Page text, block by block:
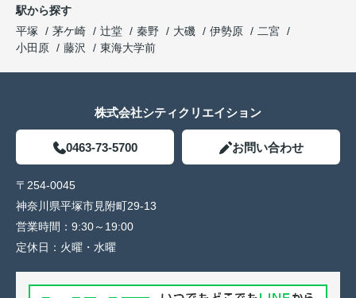
駅から探す
平塚
茅ケ崎 辻堂 秦野 大磯 伊勢原
二宮
小田原
藤沢 東海大学前
株式会社シティクリエイション
0463-73-5700 お問い合わせ
〒254-0045
神奈川県平塚市見附町29-13
営業時間： 9:30～19:00
定休日： 火曜・水曜